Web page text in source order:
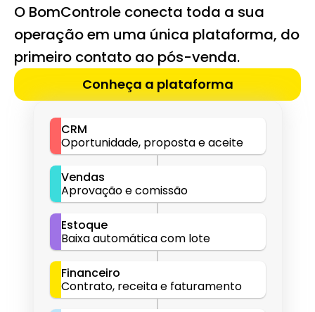
O BomControle conecta toda a sua
operação em uma única plataforma, do
primeiro contato ao pós-venda.
Conheça a plataforma
CRM
Oportunidade, proposta e aceite
Vendas
Aprovação e comissão
Estoque
Baixa automática com lote
Financeiro
Contrato, receita e faturamento